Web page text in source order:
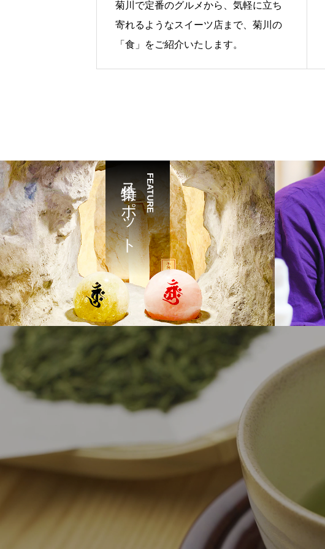
菊川で定番のグルメから、気軽に立ち
寄れるようなスイーツ店まで、菊川の
「食」をご紹介いたします。
FEATURE
特集スポット